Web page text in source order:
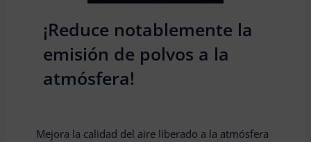
¡Reduce notablemente la
emisión de polvos a la
atmósfera!
Mejora la calidad del aire liberado a la atmósfera